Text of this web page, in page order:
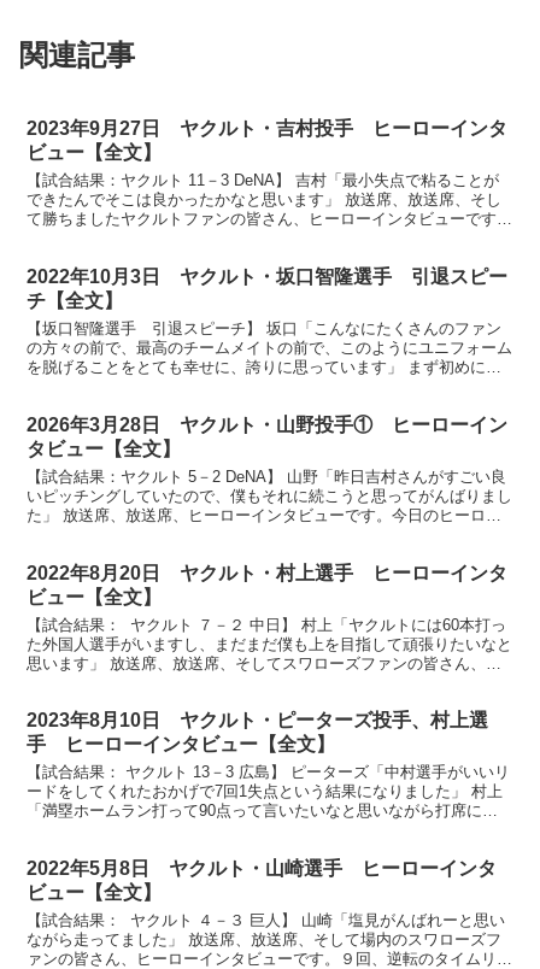
関連記事
2023年9月27日 ヤクルト・吉村投手 ヒーローインタ
ビュー【全文】
【試合結果：ヤクルト 11－3 DeNA】 吉村「最小失点で粘ることが
できたんでそこは良かったかなと思います」 放送席、放送席、そし
て勝ちましたヤクルトファンの皆さん、ヒーローインタビューです。
2022年10月3日 ヤクルト・坂口智隆選手 引退スピー
チ【全文】
【坂口智隆選手 引退スピーチ】 坂口「こんなにたくさんのファン
の方々の前で、最高のチームメイトの前で、このようにユニフォーム
を脱げることをとても幸せに、誇りに思っています」 まず初めにこ
2026年3月28日 ヤクルト・山野投手① ヒーローイン
タビュー【全文】
【試合結果：ヤクルト 5－2 DeNA】 山野「昨日吉村さんがすごい良
いピッチングしていたので、僕もそれに続こうと思ってがんばりまし
た」 放送席、放送席、ヒーローインタビューです。今日のヒーロー
2022年8月20日 ヤクルト・村上選手 ヒーローインタ
ビュー【全文】
【試合結果： ヤクルト ７－２ 中日】 村上「ヤクルトには60本打っ
た外国人選手がいますし、まだまだ僕も上を目指して頑張りたいなと
思います」 放送席、放送席、そしてスワローズファンの皆さん、ヒ
2023年8月10日 ヤクルト・ピーターズ投手、村上選
手 ヒーローインタビュー【全文】
【試合結果： ヤクルト 13－3 広島】 ピーターズ「中村選手がいいリ
ードをしてくれたおかげで7回1失点という結果になりました」 村上
「満塁ホームラン打って90点って言いたいなと思いながら打席に立
2022年5月8日 ヤクルト・山崎選手 ヒーローインタ
ビュー【全文】
【試合結果： ヤクルト ４－３ 巨人】 山崎「塩見がんばれーと思い
ながら走ってました」 放送席、放送席、そして場内のスワローズフ
ァンの皆さん、ヒーローインタビューです。９回、逆転のタイムリー